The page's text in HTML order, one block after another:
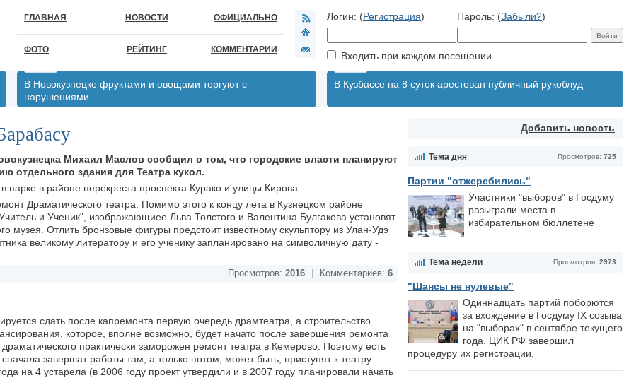
ГЛАВНАЯ НОВОСТИ ОФИЦИАЛЬНО
ФОТО РЕЙТИНГ КОММЕНТАРИИ
Логин: (Регистрация) Пароль: (Забыли?)
Входить при каждом посещении
В Новокузнецке фруктами и овощами торгуют с
нарушениями
В Кузбассе на 8 суток арестован публичный рукоблуд
Добавить новость
Просмотров: 725
Тема дня
Партии "отжеребились"
Участники "выборов" в Госдуму
разыграли места в
избирательном бюллетене
Просмотров: 2973
Тема недели
"Шансы не нулевые"
Одиннадцать партий поборются
за вхождение в Госдуму IX созыва
на "выборах" в сентябре текущего
года. ЦИК РФ завершил
процедуру их регистрации.
Михаил Маслов сообщил о том, что городские власти планируют
отдельного здания для Театра кукол.
парке в районе перекреста проспекта Курако и улицы Кирова.
Драматического театра. Помимо этого к концу лета в Кузнецком районе
и Ученик", изображающиее Льва Толстого и Валентина Булгакова установят
музея. Отлить бронзовые фигуры предстоит известному скульптору из Улан-Удэ
великому литератору и его ученику запланировано на символичную дату -
Просмотров: 2016 Комментариев: 6
сдать после капремонта первую очередь драмтеатра, а строительство
которое, вполне возможно, будет начато после завершения ремонта
практически заморожен ремонт театра в Кемерово. Поэтому есть
сначала завершат работы там, а только потом, может быть, приступят к театру
на 4 устарела (в 2006 году проект утвердили и в 2007 году планировали начать